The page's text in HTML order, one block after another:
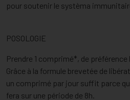
pour soutenir le systèma
POSOLOGIE
Prendre 1 comprimé*, de préférence
Grâce à la formule brevetée de
un comprimé par jour suffit parce
fera sur une période de 8h.